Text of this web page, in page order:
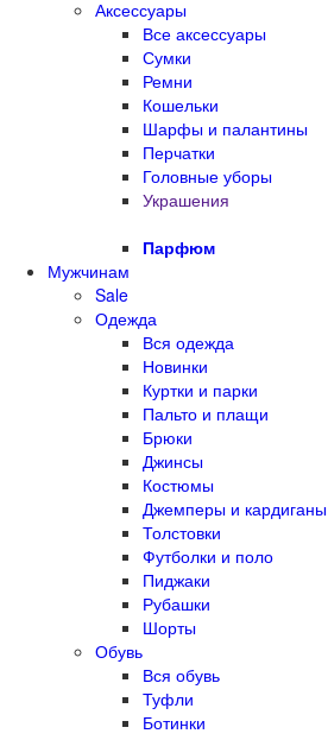
Аксессуары
Все аксессуары
Сумки
Ремни
Кошельки
Шарфы и палантины
Перчатки
Головные уборы
Украшения
Парфюм
Мужчинам
Sale
Одежда
Вся одежда
Новинки
Куртки и парки
Пальто и плащи
Брюки
Джинсы
Костюмы
Джемперы и кардиганы
Толстовки
Футболки и поло
Пиджаки
Рубашки
Шорты
Обувь
Вся обувь
Туфли
Ботинки